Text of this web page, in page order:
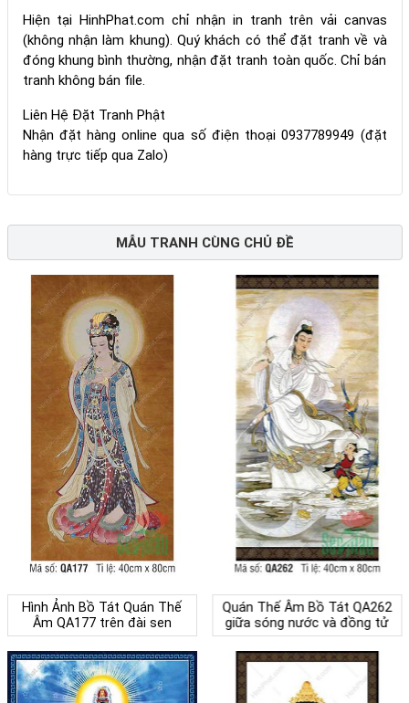
Hiện tại HinhPhat.com chỉ nhận in tranh trên vải canvas
(không nhận làm khung). Quý khách có thể đặt tranh về và
đóng khung bình thường, nhận đặt tranh toàn quốc. Chỉ bán
tranh không bán file.
Liên Hệ Đặt Tranh Phật
Nhận đặt hàng online qua số điện thoại 0937789949 (đặt
hàng trực tiếp qua Zalo)
MẪU TRANH CÙNG CHỦ ĐỀ
Hình Ảnh Bồ Tát Quán Thế
Âm QA177 trên đài sen
Quán Thế Âm Bồ Tát QA262
giữa sóng nước và đồng tử